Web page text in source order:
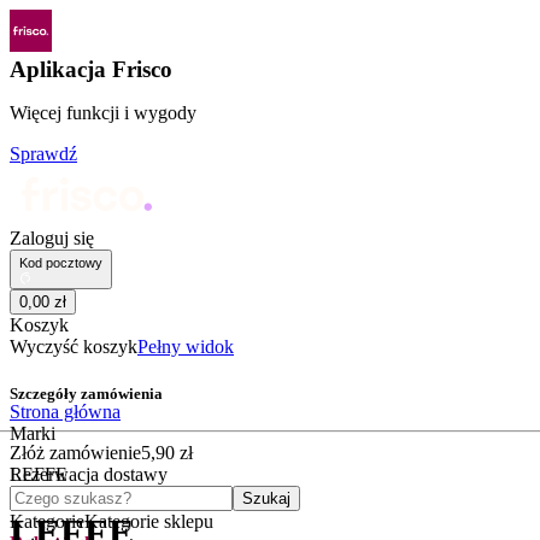
Aplikacja Frisco
Więcej funkcji i wygody
Sprawdź
Zaloguj się
Kod pocztowy
0,00 zł
Koszyk
Wyczyść koszykPełny widok
Szczegóły zamówienia
Złóż zamówienie5,90 zł
Rezerwacja dostawy
Czego szukasz?
Szukaj
KategorieKategorie sklepu
Strona główna
Marki
LEFFE